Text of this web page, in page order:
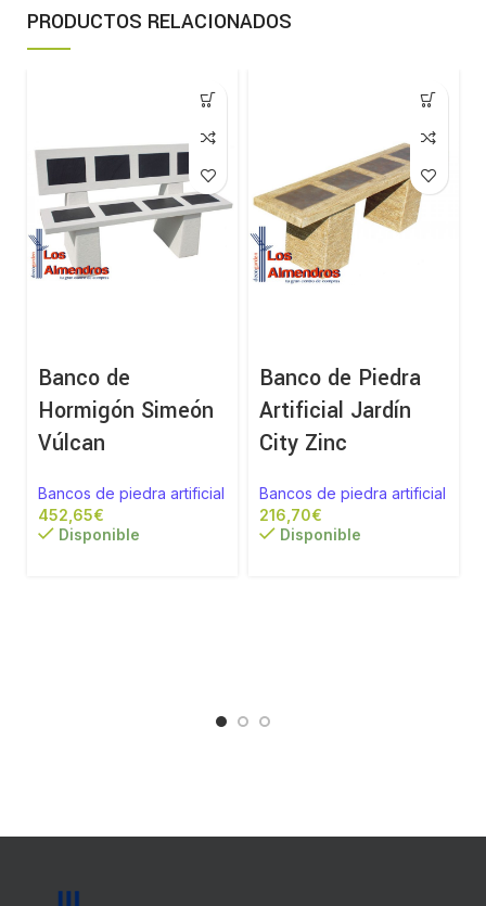
PRODUCTOS RELACIONADOS
Banco de
Hormigón Simeón
Vúlcan
Bancos de piedra artificial
€
Disponible
Banco de Piedra
Artificial Jardín
City Zinc
Bancos de piedra artificial
€
Disponible